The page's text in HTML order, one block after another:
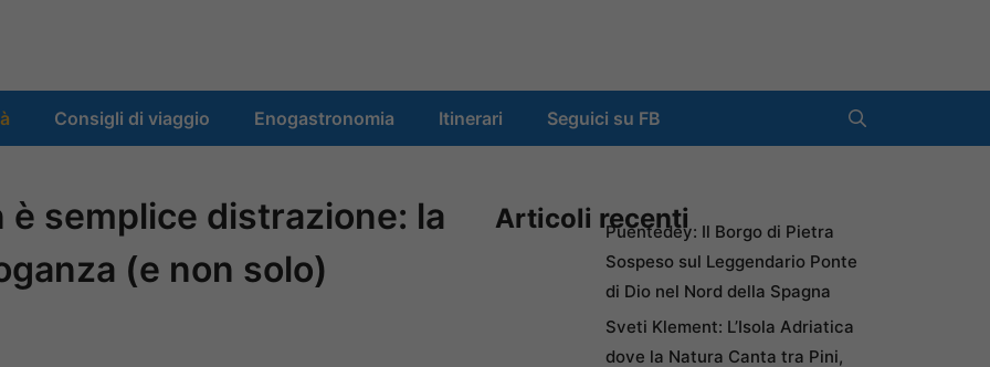
Consigli di viaggio Enogastronomia Itinerari Seguici su FB
semplice distrazione: la
(e non solo)
Articoli recentiPuentedey: Il Borgo di Pietra
Sospeso sul Leggendario Ponte
di Dio nel Nord della Spagna
Sveti Klement: L’Isola Adriatica
dove la Natura Canta tra Pini,